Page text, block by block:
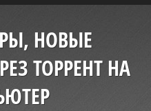
НОВЫЕ
ТОРРЕНТ НА